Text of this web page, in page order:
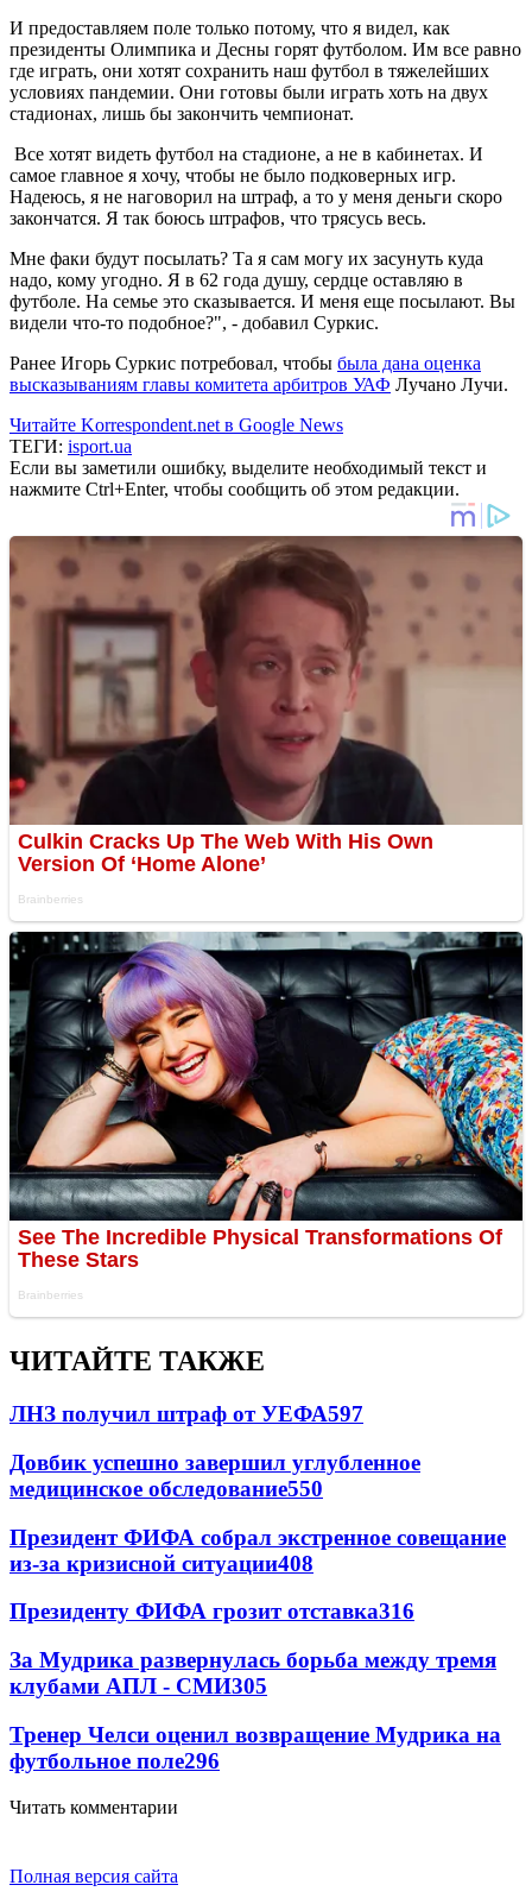
И предоставляем поле только потому, что я видел, как
президенты Олимпика и Десны горят футболом. Им все равно
где играть, они хотят сохранить наш футбол в тяжелейших
условиях пандемии. Они готовы были играть хоть на двух
стадионах, лишь бы закончить чемпионат.
Все хотят видеть футбол на стадионе, а не в кабинетах. И
самое главное я хочу, чтобы не было подковерных игр.
Надеюсь, я не наговорил на штраф, а то у меня деньги скоро
закончатся. Я так боюсь штрафов, что трясусь весь.
Мне факи будут посылать? Та я сам могу их засунуть куда
надо, кому угодно. Я в 62 года душу, сердце оставляю в
футболе. На семье это сказывается. И меня еще посылают. Вы
видели что-то подобное?", - добавил Суркис.
Ранее Игорь Суркис потребовал, чтобы была дана оценка
высказываниям главы комитета арбитров УАФ Лучано Лучи.
Читайте Korrespondent.net в Google News
ТЕГИ: isport.ua
Если вы заметили ошибку, выделите необходимый текст и
нажмите Ctrl+Enter, чтобы сообщить об этом редакции.
ЧИТАЙТЕ ТАКЖЕ
ЛНЗ получил штраф от УЕФА597
Довбик успешно завершил углубленное
медицинское обследование550
Президент ФИФА собрал экстренное совещание
из-за кризисной ситуации408
Президенту ФИФА грозит отставка316
За Мудрика развернулась борьба между тремя
клубами АПЛ - СМИ305
Тренер Челси оценил возвращение Мудрика на
футбольное поле296
Читать комментарии
Полная версия сайта